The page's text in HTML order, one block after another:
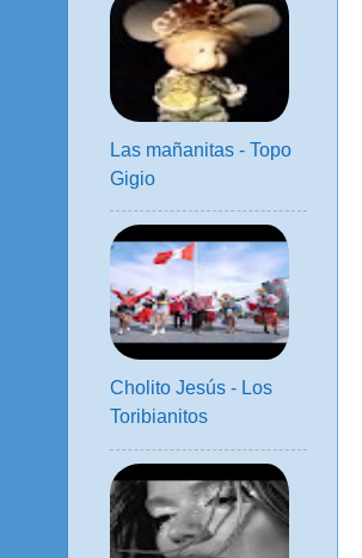
Las mañanitas - Topo
Gigio
Cholito Jesús - Los
Toribianitos